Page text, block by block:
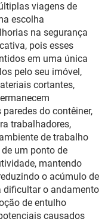
viagens de
escolha
na segurança
pois esses
em uma única
pelo seu imóvel,
cortantes,
do contêiner,
trabalhadores,
de trabalho
um ponto de
mantendo
o acúmulo de
dificultar o andamento
de entulho
causados